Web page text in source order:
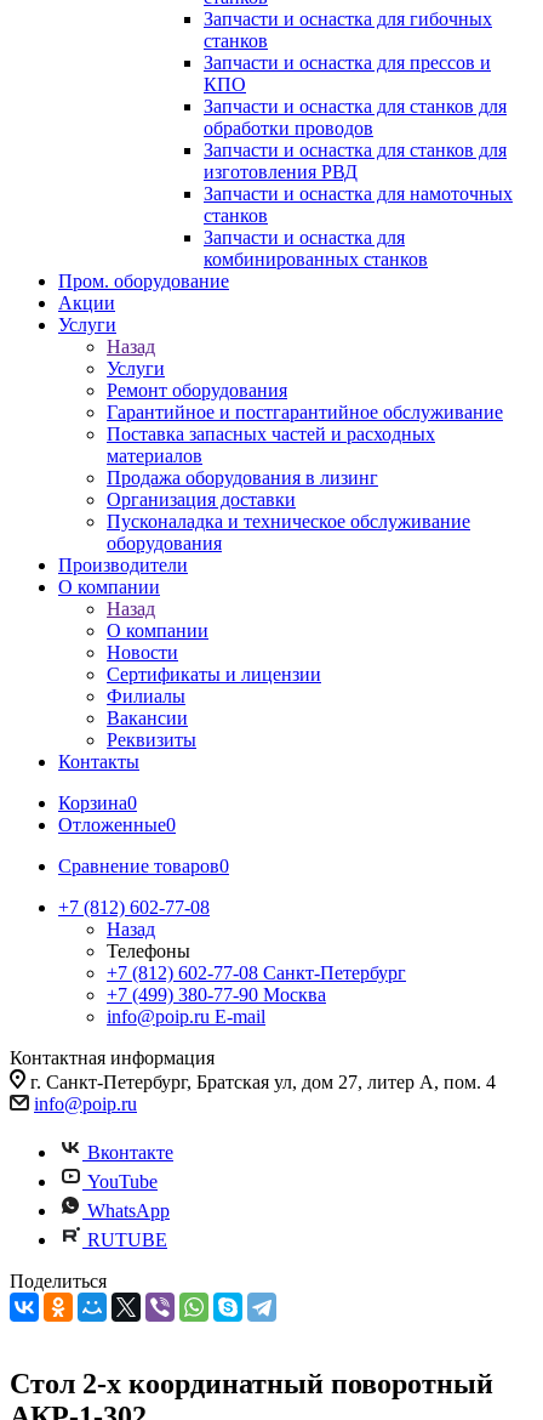
Запчасти и оснастка для гибочных
станков
Запчасти и оснастка для прессов и
КПО
Запчасти и оснастка для станков для
обработки проводов
Запчасти и оснастка для станков для
изготовления РВД
Запчасти и оснастка для намоточных
станков
Запчасти и оснастка для
комбинированных станков
Пром. оборудование
Акции
Услуги
Назад
Услуги
Ремонт оборудования
Гарантийное и постгарантийное обслуживание
Поставка запасных частей и расходных
материалов
Продажа оборудования в лизинг
Организация доставки
Пусконаладка и техническое обслуживание
оборудования
Производители
О компании
Назад
О компании
Новости
Сертификаты и лицензии
Филиалы
Вакансии
Реквизиты
Контакты
Корзина0
Отложенные0
Сравнение товаров0
+7 (812) 602-77-08
Назад
Телефоны
+7 (812) 602-77-08 Санкт-Петербург
+7 (499) 380-77-90 Москва
info@poip.ru E-mail
Контактная информация
г. Санкт-Петербург, Братская ул, дом 27, литер А, пом. 4
info@poip.ru
Вконтакте
YouTube
WhatsApp
RUTUBE
Поделиться
Стол 2-х координатный поворотный